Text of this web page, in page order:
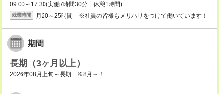
09:00～17:30(実働7時間30分 休憩1時間)
残業時間 月20～25時間 ※社員の皆様もメリハリをつけて働いています！
期間
長期（3ヶ月以上）
2026年08月上旬～長期 ※8月～！